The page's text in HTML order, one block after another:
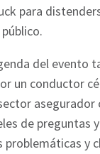
para
del evento
un conductor
de preguntas
problemáticas y